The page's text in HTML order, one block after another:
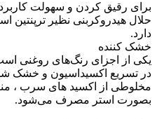
برای رقیق کردن و سهولت
حلال هیدروکربنی نظیر ترپنتین
دارد.
خشک کننده
یکی از اجزای رنگ‌های روغنی
در تسریع اکسیداسیون و خشک
مخلوطی از اکسید های سرب ،
بصورت استر مصرف می‌شود.